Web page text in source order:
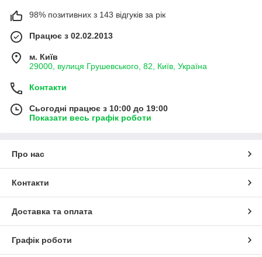
98% позитивних з 143 відгуків за рік
Працює з 02.02.2013
м. Київ
29000, вулиця Грушевського, 82, Київ, Україна
Контакти
Сьогодні працює з 10:00 до 19:00
Показати весь графік роботи
Про нас
Контакти
Доставка та оплата
Графік роботи